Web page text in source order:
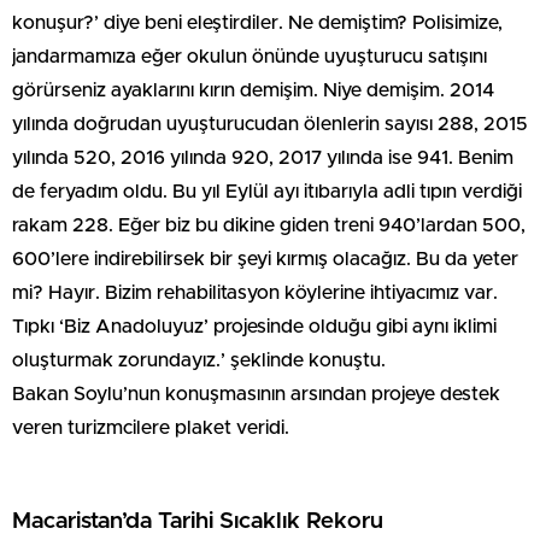
konuşur?’ diye beni eleştirdiler. Ne demiştim? Polisimize,
jandarmamıza eğer okulun önünde uyuşturucu satışını
görürseniz ayaklarını kırın demişim. Niye demişim. 2014
yılında doğrudan uyuşturucudan ölenlerin sayısı 288, 2015
yılında 520, 2016 yılında 920, 2017 yılında ise 941. Benim
de feryadım oldu. Bu yıl Eylül ayı itıbarıyla adli tıpın verdiği
rakam 228. Eğer biz bu dikine giden treni 940’lardan 500,
600’lere indirebilirsek bir şeyi kırmış olacağız. Bu da yeter
mi? Hayır. Bizim rehabilitasyon köylerine ihtiyacımız var.
Tıpkı ‘Biz Anadoluyuz’ projesinde olduğu gibi aynı iklimi
oluşturmak zorundayız.’ şeklinde konuştu.
Bakan Soylu’nun konuşmasının arsından projeye destek
veren turizmcilere plaket veridi.
Macaristan’da Tarihi Sıcaklık Rekoru